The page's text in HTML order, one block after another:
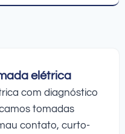
elétrica
com diagnóstico
tomadas
contato, curto-